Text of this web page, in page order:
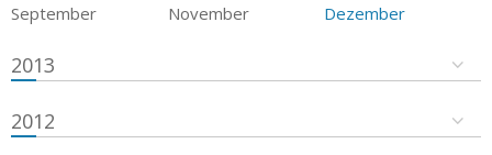
September
November Dezember
2013
2012